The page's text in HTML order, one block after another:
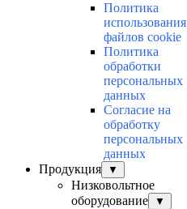
Политика
использования
файлов cookie
Политика
обработки
персональных
данных
Согласие на
обработку
персональных
данных
Продукция
▼
Низковольтное
оборудование
▼